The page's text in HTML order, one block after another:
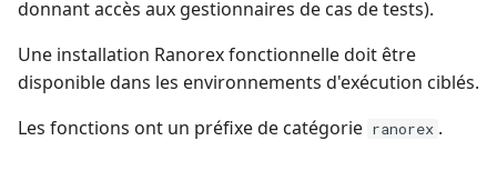
i
o
d
Externalisation des
Gestion des profils
Gestion de la corbeille
d'administration
Gestion du système
La supervision des
Suivre la couverture et la
validation des exigences
Versionner les exigences
Gérer le script d'un cas
de test Gherkin
Écrire des cas de test avec
Robot Framework Squash TM 6.X
Squash TM 5.X
Bugzilla Bugtracker
Cahiers d'exigences et de
test (éditables)
Cahiers d'exigences et de
donnant accès aux gestionnaires de cas de tests).
Une installation Ranorex fonctionnelle doit être
disponible dans les environnements d'exécution ciblés.
Les fonctions ont un préfixe de catégorie ranorex .